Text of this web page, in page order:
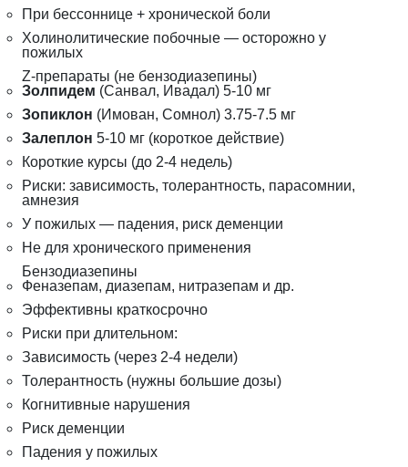
При бессоннице + хронической боли
Холинолитические побочные — осторожно у
пожилых
Z-препараты (не бензодиазепины)
Золпидем (Санвал, Ивадал) 5-10 мг
Зопиклон (Имован, Сомнол) 3.75-7.5 мг
Залеплон 5-10 мг (короткое действие)
Короткие курсы (до 2-4 недель)
Риски: зависимость, толерантность, парасомнии,
амнезия
У пожилых — падения, риск деменции
Не для хронического применения
Бензодиазепины
Феназепам, диазепам, нитразепам и др.
Эффективны краткосрочно
Риски при длительном:
Зависимость (через 2-4 недели)
Толерантность (нужны большие дозы)
Когнитивные нарушения
Риск деменции
Падения у пожилых